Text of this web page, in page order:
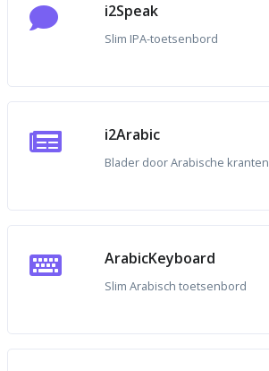
i2Speak
Slim IPA-toetsenbord
i2Arabic
Blader door Arabische kranten
ArabicKeyboard
Slim Arabisch toetsenbord